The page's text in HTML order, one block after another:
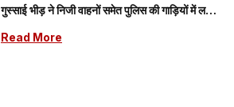
गुस्साई भीड़ ने निजी वाहनों समेत पुलिस की गाड़ियों में लगाई
आग; लगा लंबा जाम
Read More